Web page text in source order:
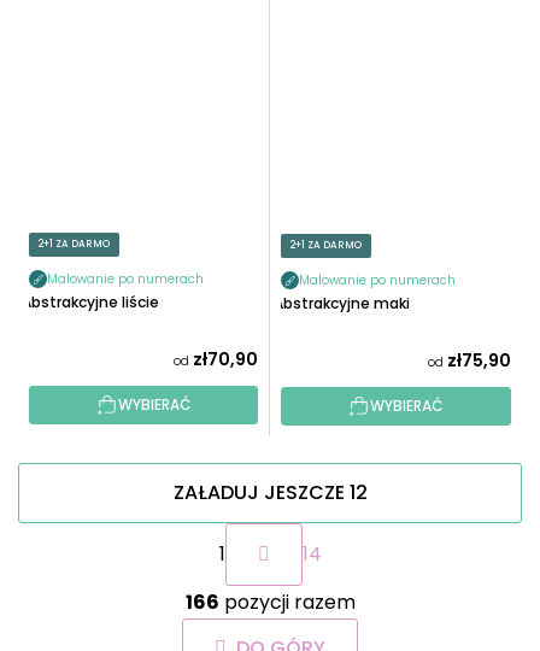
2+1 ZA DARMO
Malowanie po numerach
Abstrakcyjne liście
od zł70,90
WYBIERAĆ
2+1 ZA DARMO
Malowanie po numerach
Abstrakcyjne maki
od zł75,90
WYBIERAĆ
K
o
n
ZAŁADUJ JESZCZE 12
P
g
i
n
1
14
166 pozycji razem